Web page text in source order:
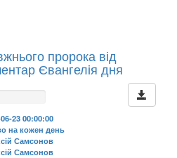
пророка від
Євангелія дня
23 00:00:00
на кожен день
Самсонов
Самсонов